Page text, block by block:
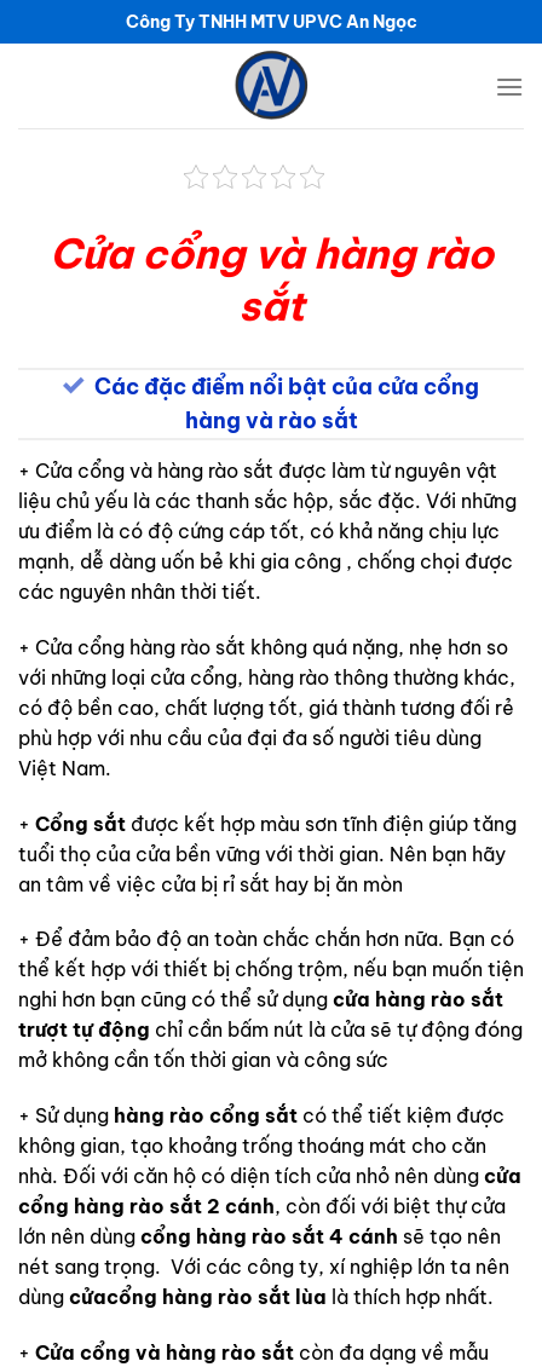
qua
Công Ty TNHH MTV UPVC An Ngọc
Cửa cổng và hàng rào
sắt
Các đặc điểm nổi bật của cửa cổng
hàng và rào sắt
+ Cửa cổng và hàng rào sắt được làm từ nguyên vật
liệu chủ yếu là các thanh sắc hộp, sắc đặc. Với những
ưu điểm là có độ cứng cáp tốt, có khả năng chịu lực
mạnh, dễ dàng uốn bẻ khi gia công , chống chọi được
các nguyên nhân thời tiết.
+ Cửa cổng hàng rào sắt không quá nặng, nhẹ hơn so
với những loại cửa cổng, hàng rào thông thường khác,
có độ bền cao, chất lượng tốt, giá thành tương đối rẻ
phù hợp với nhu cầu của đại đa số người tiêu dùng
Việt Nam.
+ Cổng sắt được kết hợp màu sơn tĩnh điện giúp tăng
tuổi thọ của cửa bền vững với thời gian. Nên bạn hãy
an tâm về việc cửa bị rỉ sắt hay bị ăn mòn
+ Để đảm bảo độ an toàn chắc chắn hơn nữa. Bạn có
thể kết hợp với thiết bị chống trộm, nếu bạn muốn tiện
nghi hơn bạn cũng có thể sử dụng cửa hàng rào sắt
trượt tự động chỉ cần bấm nút là cửa sẽ tự động đóng
mở không cần tốn thời gian và công sức
+ Sử dụng hàng rào cổng sắt có thể tiết kiệm được
không gian, tạo khoảng trống thoáng mát cho căn
nhà. Đối với căn hộ có diện tích cửa nhỏ nên dùng cửa
cổng hàng rào sắt 2 cánh, còn đối với biệt thự cửa
lớn nên dùng cổng hàng rào sắt 4 cánh sẽ tạo nên
nét sang trọng. Với các công ty, xí nghiệp lớn ta nên
dùng cửacổng hàng rào sắt lùa là thích hợp nhất.
+ Cửa cổng và hàng rào sắt còn đa dạng về mẫu